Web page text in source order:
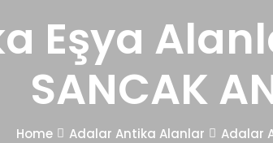
Eşya
SANCAK
Home Adalar Antika Alanlar Adalar